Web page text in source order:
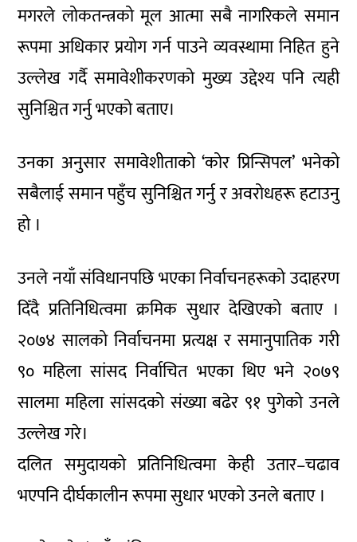
मगरले लोकतन्त्रको मूल आत्मा सबै नागरिकले समान
रूपमा अधिकार प्रयोग गर्न पाउने व्यवस्थामा निहित हुने
उल्लेख गर्दै समावेशीकरणको मुख्य उद्देश्य पनि त्यही
सुनिश्चित गर्नु भएको बताए।
उनका अनुसार समावेशीताको ‘कोर प्रिन्सिपल’ भनेको
सबैलाई समान पहुँच सुनिश्चित गर्नु र अवरोधहरू हटाउनु
हो ।
उनले नयाँ संविधानपछि भएका निर्वाचनहरूको उदाहरण
दिँदै प्रतिनिधित्वमा क्रमिक सुधार देखिएको बताए ।
२०७४ सालको निर्वाचनमा प्रत्यक्ष र समानुपातिक गरी
९० महिला सांसद निर्वाचित भएका थिए भने २०७९
सालमा महिला सांसदको संख्या बढेर ९१ पुगेको उनले
उल्लेख गरे।
दलित समुदायको प्रतिनिधित्वमा केही उतार–चढाव
भएपनि दीर्घकालीन रूपमा सुधार भएको उनले बताए ।